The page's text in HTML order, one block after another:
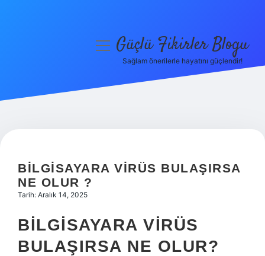
Hakkımızda
menüyüGüçlü Fikirler Blogu
Sağlam önerilerle hayatını güçlendir!
BILGISAYARA VIRÜS BULAŞIRSA
NE OLUR ?
Tarih: Aralık 14, 2025
BILGISAYARA VIRÜS
BULAŞIRSA NE OLUR?